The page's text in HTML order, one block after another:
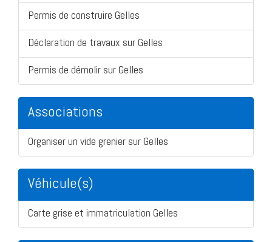
Permis de construire Gelles
Déclaration de travaux sur Gelles
Permis de démolir sur Gelles
Associations
Organiser un vide grenier sur Gelles
Véhicule(s)
Carte grise et immatriculation Gelles